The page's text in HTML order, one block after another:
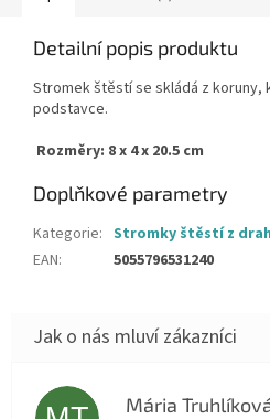
Detailní popis produktu
Stromek štěstí se skládá z koruny,
podstavce.
Rozměry: 8 x 4 x 20.5 cm
Doplňkové parametry
Kategorie: Stromky štěstí z
EAN: 5055796531240
Mária